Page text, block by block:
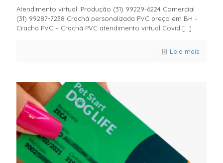
Atendimento virtual: Produção (31) 99229-6224 Comercial
(31) 99287-7238 Crachá personalizada PVC preço em BH –
Crachá PVC – Crachá PVC atendimento virtual Covid […]
Leia mais